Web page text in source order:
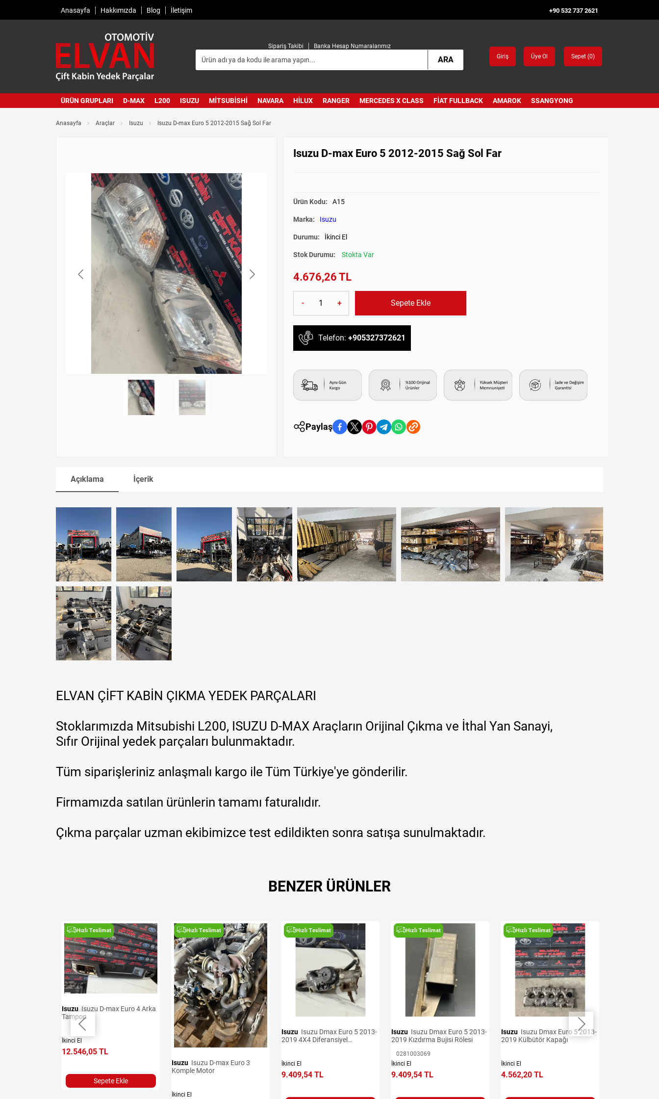
Anasayfa Hakkımızda Blog İletişim +90 532 737 2621
Sipariş Takibi Banka Hesap Numaralarımız
ARA Giriş Üye Ol Sepet (0)
ÜRÜN GRUPLARI D-MAX L200 ISUZU MITSUBISHI NAVARA HILUX RANGER MERCEDES X CLASS FIAT FULLBACK AMAROK SSANGYONG
Anasayfa Araçlar Isuzu Isuzu D-max Euro 5 2012-2015 Sağ Sol Far
Isuzu D-max Euro 5 2012-2015 Sağ Sol Far
Ürün Kodu: A15
Marka: Isuzu
Durumu: İkinci El
Stok Durumu: Stokta Var
4.676,26 TL
- + Sepete Ekle
Telefon: +905327372621
Paylaş
Açıklama İçerik
ELVAN ÇİFT KABİN ÇIKMA YEDEK PARÇALARI
Stoklarımızda Mitsubishi L200, ISUZU D-MAX Araçların Orijinal Çıkma ve İthal Yan Sanayi,
Sıfır Orijinal yedek parçaları bulunmaktadır.
Tüm siparişleriniz anlaşmalı kargo ile Tüm Türkiye'ye gönderilir.
Firmamızda satılan ürünlerin tamamı faturalıdır.
Çıkma parçalar uzman ekibimizce test edildikten sonra satışa sunulmaktadır.
BENZER ÜRÜNLER
Hızlı Teslimat
Isuzu
Tampon
İkinci El
12.546,05 TL
Sepete Ekle
Hızlı Teslimat
Isuzu
Komple Motor
İkinci El
Hızlı Teslimat
Isuzu
2019 4X4 Diferansiyel
İkinci El
9.409,54 TL
Hızlı Teslimat
Isuzu
2019 Kızdırma Bujisi Rölesi
0281003069
İkinci El
9.409,54 TL
Hızlı Teslimat
Isuzu
2019 Külbütör Kapağı
İkinci El
4.562,20 TL